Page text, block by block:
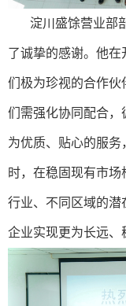
淀川盛馀营业部
了诚挚的感谢。他在
们极为珍视的合作伙
们需强化协同配合，
为优质、贴心的服务
时，在稳固现有市
行业、不同区域的潜
企业实现更为长远、